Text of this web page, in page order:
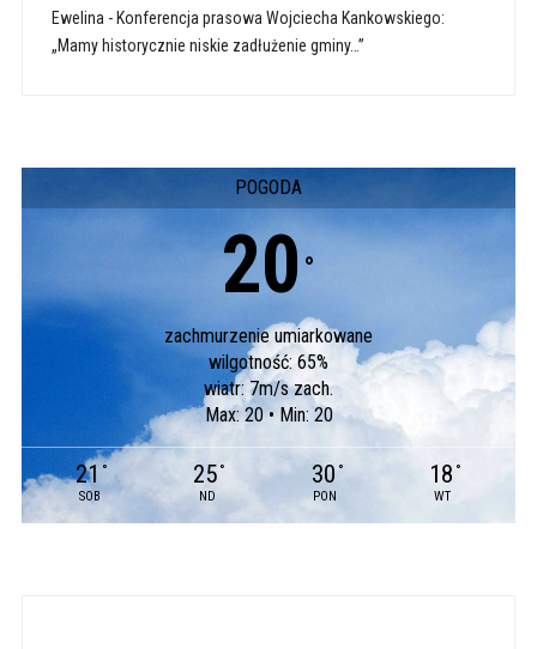
Ewelina - Konferencja prasowa Wojciecha Kankowskiego:
„Mamy historycznie niskie zadłużenie gminy…”
POGODA
20 °
zachmurzenie umiarkowane
wilgotność: 65%
wiatr: 7m/s zach.
Max: 20 • Min: 20
21 °
SOB
25 °
ND
30 °
PON
18 °
WT